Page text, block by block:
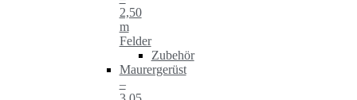
2,50
m
Felder
Zubehör
Maurergerüst
–